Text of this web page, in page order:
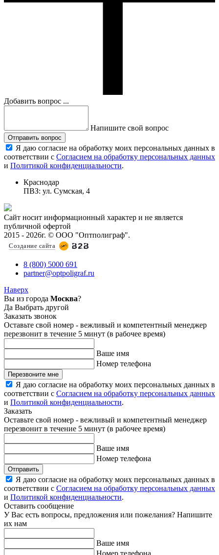
Добавить вопрос ...
Напишите свой вопрос
Отправить вопрос
Я даю согласие на обработку моих персональных данных в
соответствии с Согласием на обработку персональных данных
и Политикой конфиденциальности.
Краснодар
ПВЗ: ул. Сумская, 4
Сайт носит информационный характер и не является
публичной офертой
2015 - 2026г. © ООО "Оптполиграф".
Создание сайта
8 (800) 5000 691
partner@optpoligraf.ru
Наверх
Вы из города Москва?
Да Выбрать другой
Заказать звонок
Оставьте свой номер - вежливый и компетентный менеджер
перезвонит в течение 5 минут (в рабочее время)
Ваше имя
Номер телефона
Перезвоните мне
Я даю согласие на обработку моих персональных данных в
соответствии с Согласием на обработку персональных данных
и Политикой конфиденциальности.
Заказать
Оставьте свой номер - вежливый и компетентный менеджер
перезвонит в течение 5 минут (в рабочее время)
Ваше имя
Номер телефона
Отправить
Я даю согласие на обработку моих персональных данных в
соответствии с Согласием на обработку персональных данных
и Политикой конфиденциальности.
Оставить сообщение
У Вас есть вопросы, предложения или пожелания? Напишите
их нам
Ваше имя
Номер телефона